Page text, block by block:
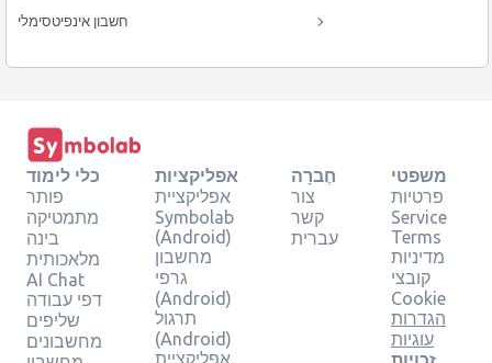
חשבון אינפיטסימלי
כלי לימוד
פותר
מתמטיקה
בינה
מלאכותית
AI Chat
דפי עבודה
שליפים
מחשבונים
אפליקציות
אפליקציית
Symbolab
(Android)
מחשבון
גרפי
(Android)
תרגול
(Android)
אפליקציית
חֶברָה
צור
קשר
עברית
משפטי
פרטיות
Service
Terms
מדיניות
קובצי
Cookie
הגדרות
עוגיות